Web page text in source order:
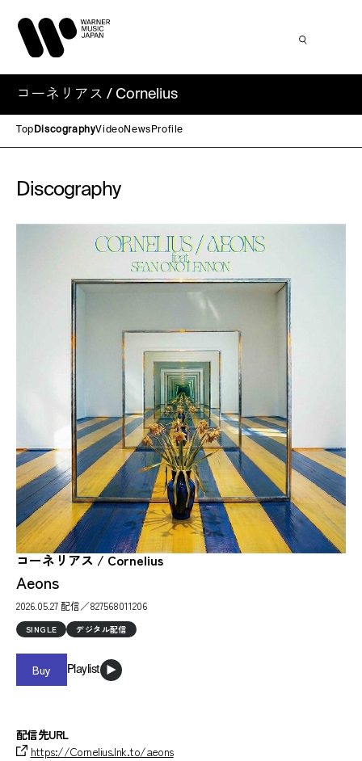
コーネリアス / Cornelius
Top DiscographyVideoNews Profile
Discography
コーネリアス / Cornelius
Aeons
2026.05.27 配信／827568011206
SINGLE デジタル配信
Buy Playlist
配信先URL
https://Cornelius.lnk.to/aeons